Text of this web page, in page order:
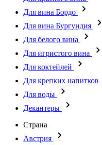
Для вина Бордо
Для вина Бургундия
Для белого вина
Для игристого вина
Для коктейлей
Для крепких напитков
Для воды
Декантеры
Страна
Австрия